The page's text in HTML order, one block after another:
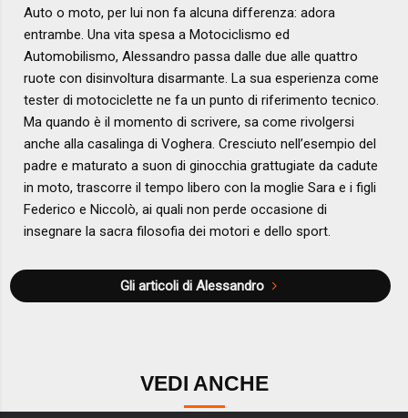
Auto o moto, per lui non fa alcuna differenza: adora
entrambe. Una vita spesa a Motociclismo ed
Automobilismo, Alessandro passa dalle due alle quattro
ruote con disinvoltura disarmante. La sua esperienza come
tester di motociclette ne fa un punto di riferimento tecnico.
Ma quando è il momento di scrivere, sa come rivolgersi
anche alla casalinga di Voghera. Cresciuto nell’esempio del
padre e maturato a suon di ginocchia grattugiate da cadute
in moto, trascorre il tempo libero con la moglie Sara e i figli
Federico e Niccolò, ai quali non perde occasione di
insegnare la sacra filosofia dei motori e dello sport.
Gli articoli di Alessandro
VEDI ANCHE